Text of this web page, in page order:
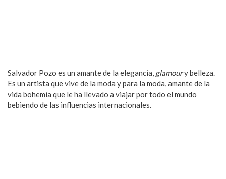
Salvador Pozo es un amante de la elegancia, glamoury belleza.
Es un artista que vive de la moda y para la moda, amante de la
vida bohemia que le ha llevado a viajar por todo el mundo
bebiendo de las influencias internacionales.